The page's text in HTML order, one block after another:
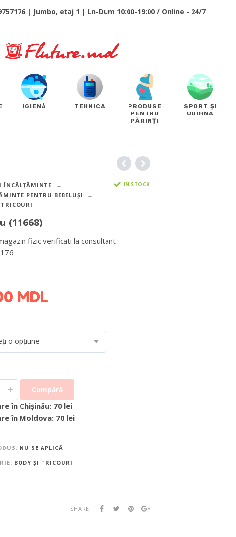
| Jumbo, etaj 1 | Ln-Dum 10:00-19:00 / Online - 24/7
IGIENĂ TEHNICA
PRODUSE
PENTRU
PĂRINȚI
SPORT ȘI
ODIHNA
ÎNCĂLȚĂMINTE
PENTRU BEBELUȘI
IN STOCK
(11668)
fizic verificati la consultant
MDL
o opțiune
+ Cumpără
în Chișinău: 70 lei
în Moldova: 70 lei
NU SE APLICĂ
BODY ȘI TRICOURI
SHARE